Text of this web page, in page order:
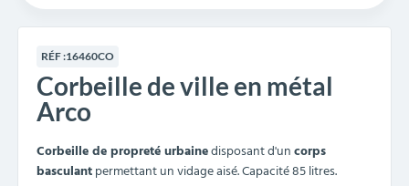
RÉF :16460CO
Corbeille de ville en métal
Arco
Corbeille de propreté urbainedisposant d'uncorps
basculantpermettant un vidage aisé. Capacité 85 litres.